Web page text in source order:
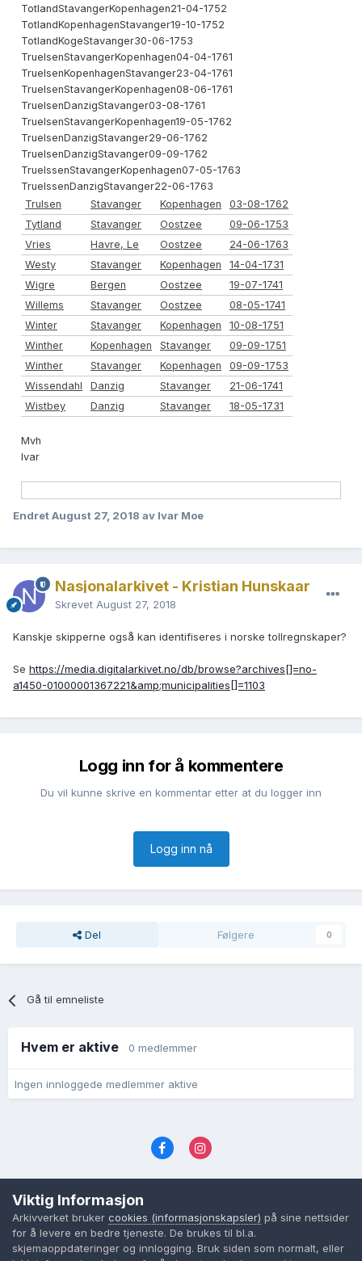
TotlandStavangerKopenhagen21-04-1752
TotlandKopenhagenStavanger19-10-1752
TotlandKogeStavanger30-06-1753
TruelsenStavangerKopenhagen04-04-1761
TruelsenKopenhagenStavanger23-04-1761
TruelsenStavangerKopenhagen08-06-1761
TruelsenDanzigStavanger03-08-1761
TruelsenStavangerKopenhagen19-05-1762
TruelsenDanzigStavanger29-06-1762
TruelsenDanzigStavanger09-09-1762
TruelssenStavangerKopenhagen07-05-1763
TruelssenDanzigStavanger22-06-1763
Trulsen
Stavanger Kopenhagen
03-08-1762
Tytland
Stavanger Oostzee
09-06-1753
Vries
Havre, Le Oostzee
24-06-1763
Westy
Stavanger Kopenhagen
14-04-1731
Wigre
Bergen Oostzee
19-07-1741
Willems
Stavanger Oostzee
08-05-1741
Winter
Stavanger Kopenhagen
10-08-1751
Winther
Kopenhagen Stavanger
09-09-1751
Winther
Stavanger Kopenhagen
09-09-1753
Wissendahl
Danzig Stavanger
21-06-1741
Wistbey
Danzig Stavanger 18-05-1731
Mvh
Ivar
EndretAugust 27, 2018 av Ivar Moe
Nasjonalarkivet - Kristian Hunskaar
Skrevet August 27, 2018
Kanskje skipperne også kan identifiseres i norske tollregnskaper?
Se https://media.digitalarkivet.no/db/browse?archives[]=no-
a1450-01000001367221&amp;municipalities[]=1103
Logg inn for å kommentere
Du vil kunne skrive en kommentar etter at du logger inn
Logg inn nå
Del Følgere 0
Gå til emneliste
Hvem er aktive 0 medlemmer
Ingen innloggede medlemmer aktive
Cookies (informasjonskapsler)
Powered by Invision Community
Viktig Informasjon
Arkivverket bruker cookies (informasjonskapsler) på sine nettsider
for å levere en bedre tjeneste. De brukes til bl.a.
skjemaoppdateringer og innlogging. Bruk siden som normalt, eller